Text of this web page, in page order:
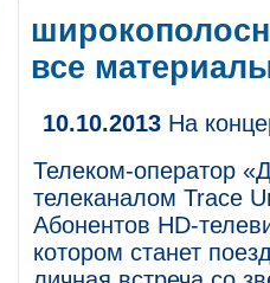
все
10.10.2013 На
Телеком-оператор
телеканалом Trace
Абонентов HD-
котором станет